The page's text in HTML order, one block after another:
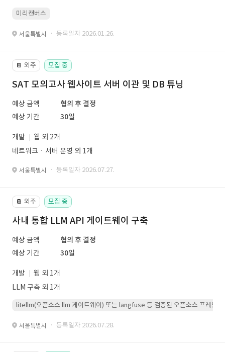
미리캔버스
서울특별시 · 등록일자 2026.01.26.
📔 외주 모집 중
SAT 모의고사 웹사이트 서버 이관 및 DB 튜닝
예상 금액
협의 후 결정
예상 기간
30일
개발
웹 외 2개
네트워크ㆍ서버 운영 외 1개
서울특별시 · 등록일자 2026.07.27.
📔 외주 모집 중
사내 통합 LLM API 게이트웨이 구축
예상 금액
협의 후 결정
예상 기간
30일
개발
웹 외 1개
LLM 구축 외 1개
litellm(오픈소스 llm 게이트웨이) 또는 langfuse 등 검증된 오픈소스 프레임워
서울특별시 · 등록일자 2026.07.28.